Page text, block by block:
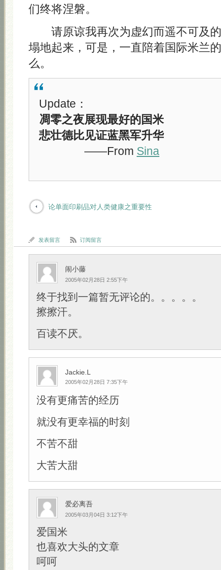
们终将涅磐。
请原谅我再次为虚幻而遥不可及的
塌地起来，可是，一直陪着国际米兰
么。
Update：
凋零之夜展现最好的国米
悲壮德比见证蓝黑军升华
——From Sina
论单面印刷品对人类健康之重要性
发表留言 订阅留言
闹小藤
2005年02月28日 2:55下午
终于找到一篇暂无评论的。。。。。
擦擦汗。
百读不厌。
Jackie.L
2005年02月28日 7:35下午
没有更痛苦的经历
就没有更幸福的时刻
不苦不甜
大苦大甜
爱必离吾
2005年03月04日 3:12下午
爱国米
也喜欢大头的文章
呵呵